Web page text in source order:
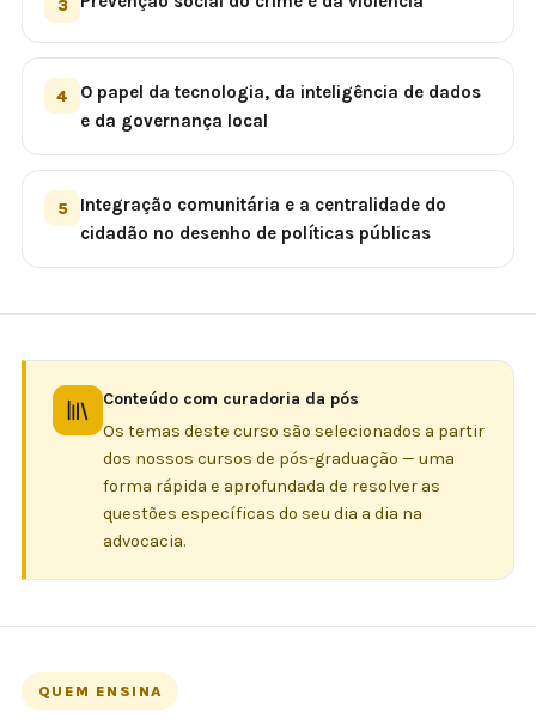
3
4
O papel da tecnologia, da inteligência de dados
e da governança local
5
Integração comunitária e a centralidade do
cidadão no desenho de políticas públicas
Conteúdo com curadoria da pós
Os temas deste curso são selecionados a partir
dos nossos cursos de pós-graduação — uma
forma rápida e aprofundada de resolver as
questões específicas do seu dia a dia na
advocacia.
QUEM ENSINA